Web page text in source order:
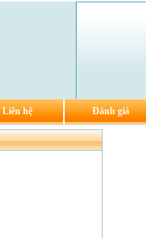
Liên hệ Đánh giá